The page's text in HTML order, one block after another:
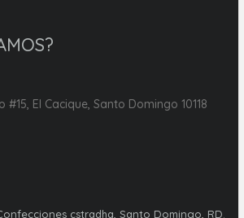
#15, El Cacique, Santo Domingo 10118
cstradha, Santo Domingo, RD.